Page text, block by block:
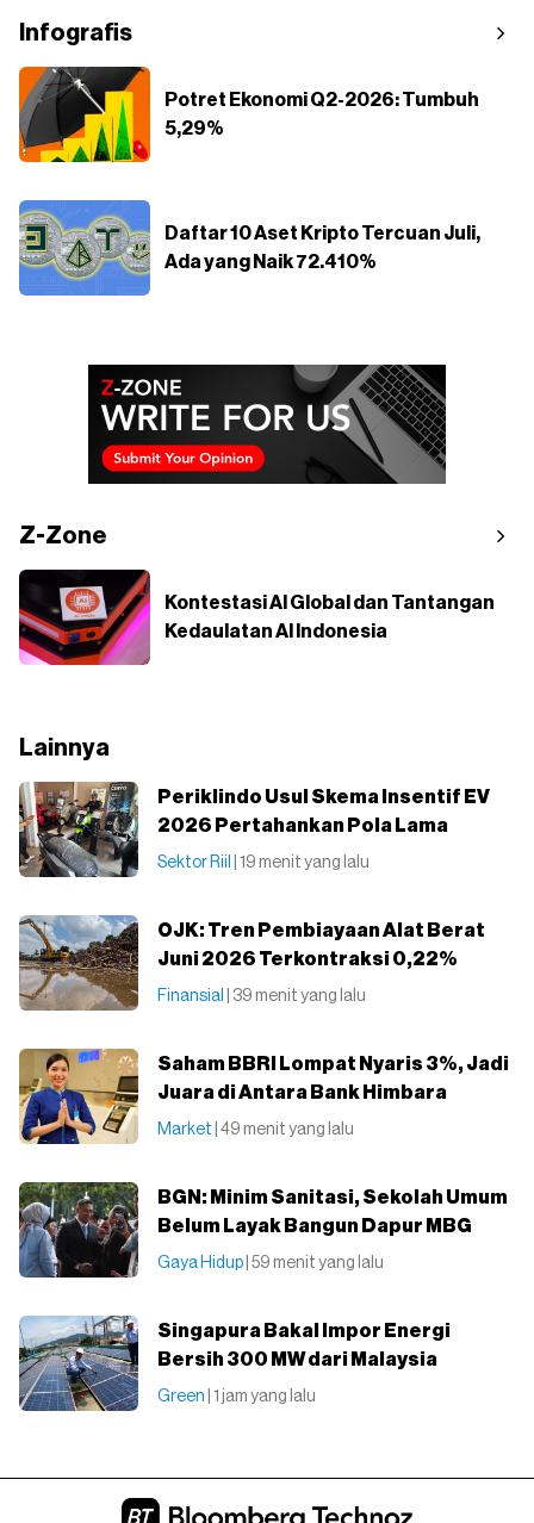
Infografis
Potret Ekonomi Q2-2026: Tumbuh
5,29%
Daftar 10 Aset Kripto Tercuan Juli,
Ada yang Naik 72.410%
Z-Zone
Kontestasi AI Global dan Tantangan
Kedaulatan AI Indonesia
Lainnya
Periklindo Usul Skema Insentif EV
2026 Pertahankan Pola Lama
Sektor Riil | 19 menit yang lalu
OJK: Tren Pembiayaan Alat Berat
Juni 2026 Terkontraksi 0,22%
Finansial | 39 menit yang lalu
Saham BBRI Lompat Nyaris 3%, Jadi
Juara di Antara Bank Himbara
Market | 49 menit yang lalu
BGN: Minim Sanitasi, Sekolah Umum
Belum Layak Bangun Dapur MBG
Gaya Hidup | 59 menit yang lalu
Singapura Bakal Impor Energi
Bersih 300 MW dari Malaysia
Green | 1 jam yang lalu